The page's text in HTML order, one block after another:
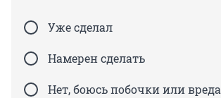
Уже сделал
Намерен сделать
Нет, боюсь побочки или вреда